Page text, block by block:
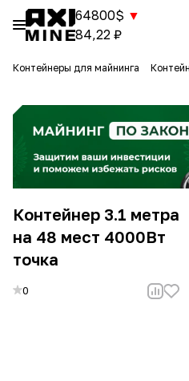
64800$ ▼
84,22 ₽
Контейнеры для майнинга
Контейнер 3.1 метра
на 48 мест 4000Вт
точка
0